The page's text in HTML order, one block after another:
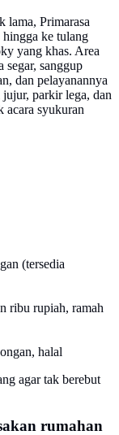
lama, Primarasa
hingga ke tulang
yang khas. Area
segar, sanggup
dan pelayanannya
parkir lega, dan
acara syukuran
(tersedia
ribu rupiah, ramah
halal
agar tak berebut
rumahan